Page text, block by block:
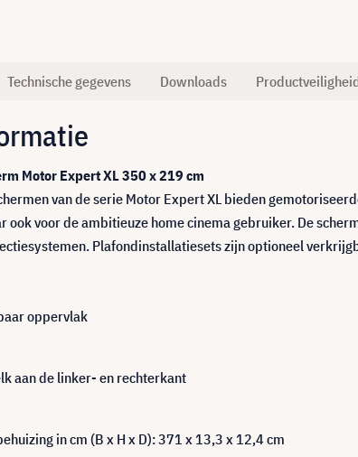
Technische gegevens Downloads
Motor Expert XL 350 x 219 cm
van de serie Motor Expert XL bieden
ook voor de ambitieuze home cinema gebruiker. De
Plafondinstallatiesets zijn optioneel
oppervlak
aan de linker- en rechterkant
in cm (B x H x D): 371 x 13,3 x 12,4 cm